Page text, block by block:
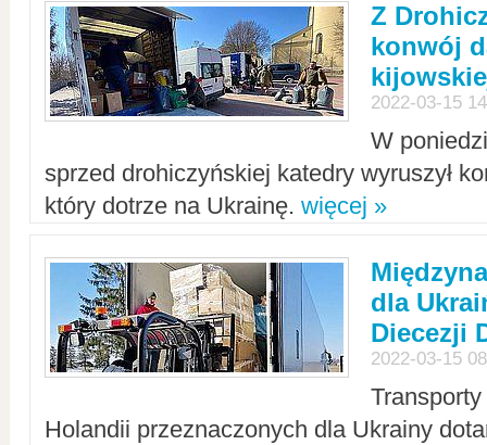
Z
konwój
2022-03-15
W
sprzed drohiczyńskiej katedry wyruszył
który dotrze na Ukrainę. więcej »
dla
Diecezji
2022-03-15
Holandii przeznaczonych dla Ukrainy